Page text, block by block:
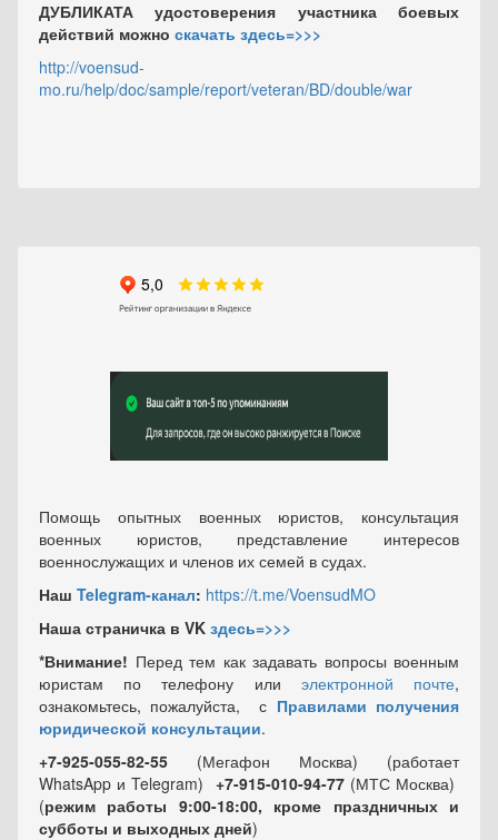
ДУБЛИКАТА удостоверения участника боевых
действий можно скачать здесь=>>>
http://voensud-
mo.ru/help/doc/sample/report/veteran/BD/double/war
Помощь опытных военных юристов, консультация
военных юристов, представление интересов
военнослужащих и членов их семей в судах.
Наш Telegram-канал: https://t.me/VoensudMO
Наша страничка в VK здесь=>>>
*Внимание! Перед тем как задавать вопросы военным
юристам по телефону или электронной почте,
ознакомьтесь, пожалуйста, с Правилами получения
юридической консультации.
+7-925-055-82-55 (Мегафон Москва) (работает
WhatsApp и Telegram) +7-915-010-94-77 (МТС Москва)
(режим работы 9:00-18:00, кроме праздничных и
субботы и выходных дней)